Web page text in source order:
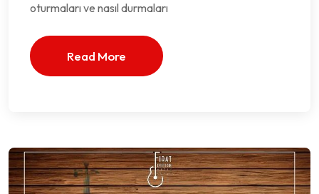
oturmaları ve nasıl durmaları
Read More